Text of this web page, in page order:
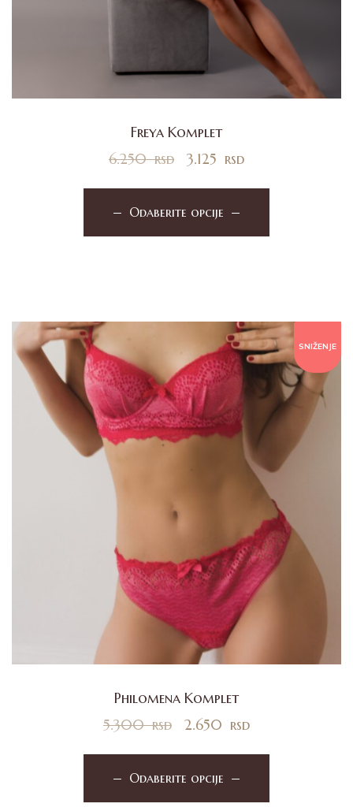
Freya Komplet
6.250rsd 3.125 rsd
Odaberite opcije
SNIŽENJE
Philomena Komplet
5.300rsd 2.650 rsd
Odaberite opcije